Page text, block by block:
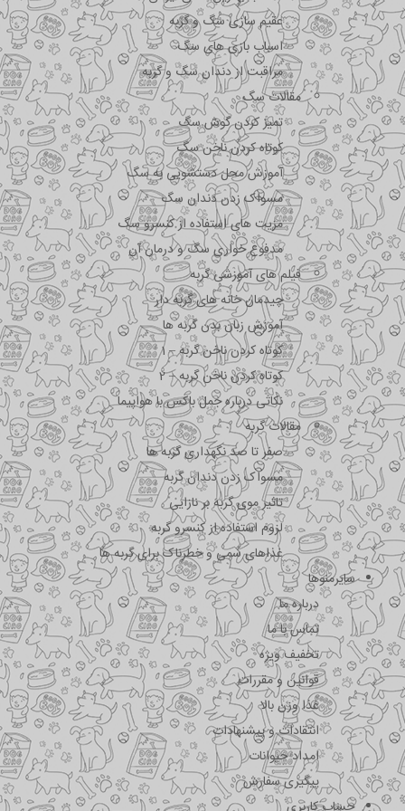
عقیم سازی سگ و گربه
اسباب بازی های سگ
مراقبت از دندان سگ و گربه
مقالات سگ
تمیز کردن گوش سگ
کوتاه کردن ناخن سگ
آموزش محل دستشویی به سگ
مسواک زدن دندان سگ
مزیت های استفاده از کنسرو سگ
مدفوع خواری سگ و درمان آن
فیلم های آموزشی گربه
چیدمان خانه های گربه دار
آموزش زبان بدن گربه ها
کوتاه کردن ناخن گربه – 1
کوتاه کردن ناخن گربه – 2
نکاتی درباره جمل باکس با هواپیما
مقالات گربه
صفر تا صد نگهداری گربه ها
مسواک زدن دندان گربه
تاثیر موی گربه بر نازایی
لزوم استفاده از کنسرو گربه
غذاهای سمی و خطرناک برای گربه ها
سایرمنوها
درباره ما
تماس با ما
تخفیف ویژه
قوانین و مقررات
غذا وزن بالا
انتقادات و پیشنهادات
امداد حیوانات
پیگیری سفارش